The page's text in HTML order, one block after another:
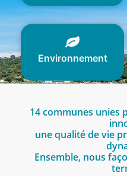
Environnement
14 communes unies
une qualité de vie
Ensemble, nous